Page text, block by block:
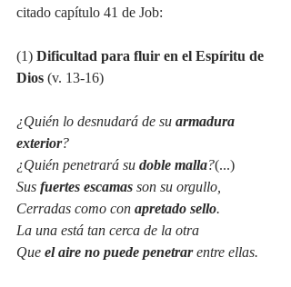
citado capítulo 41 de Job:
(1) Dificultad para fluir en el Espíritu de
Dios (v. 13-16)
¿Quién lo desnudará de su armadura
exterior?
¿Quién penetrará su doble malla?(...)
Sus fuertes escamas son su orgullo,
Cerradas como con apretado sello.
La una está tan cerca de la otra
Que el aire no puede penetrar entre ellas.